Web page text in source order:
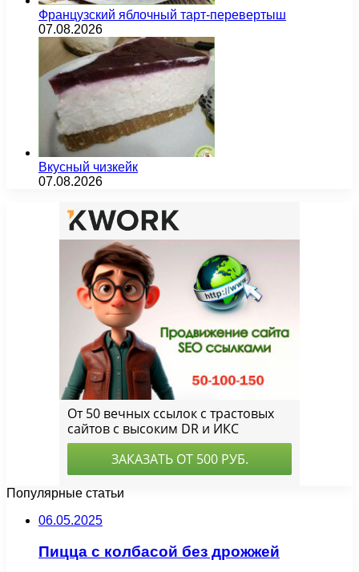
Французский яблочный тарт-перевертыш
07.08.2026
Вкусный чизкейк
07.08.2026
Популярные статьи
06.05.2025
Пицца с колбасой без дрожжей